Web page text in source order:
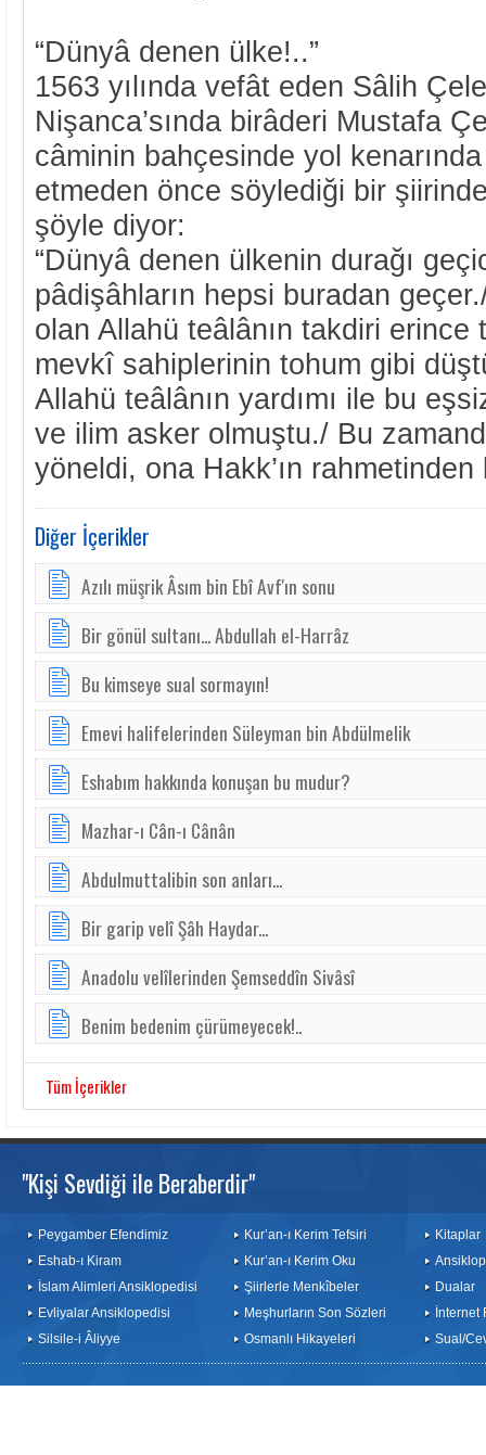
“Dünyâ denen ülke!..”
1563 yılında vefât eden Sâlih
Nişanca’sında birâderi Mustafa
câminin bahçesinde yol
etmeden önce söylediği bir
şöyle diyor:
“Dünyâ denen ülkenin durağı
pâdişâhların hepsi buradan
olan Allahü teâlânın takdiri erince
mevkî sahiplerinin tohum gibi
Allahü teâlânın yardımı ile bu
ve ilim asker olmuştu./ Bu
yöneldi, ona Hakk’ın rahmetinden
Diğer İçerikler
Azılı müşrik Âsım bin Ebî Avf'ın sonu
Bir gönül sultanı... Abdullah el-Harrâz
Bu kimseye sual sormayın!
Emevi halifelerinden Süleyman bin Abdülmelik
Eshabım hakkında konuşan bu mudur?
Mazhar-ı Cân-ı Cânân
Abdulmuttalibin son anları...
Bir garip velî Şâh Haydar...
Anadolu velîlerinden Şemseddîn Sivâsî
Benim bedenim çürümeyecek!..
Tüm İçerikler
"Kişi Sevdiği ile Beraberdir"
Peygamber Efendimiz
Eshab-ı Kiram
İslam Alimleri Ansiklopedisi
Evliyalar Ansiklopedisi
Silsile-i Âliyye
Kur’an-ı Kerim Tefsiri
Kur’an-ı Kerim Oku
Şiirlerle Menkîbeler
Meşhurların Son Sözleri
Osmanlı Hikayeleri
Kitaplar
Dualar
İnternet
Sual/